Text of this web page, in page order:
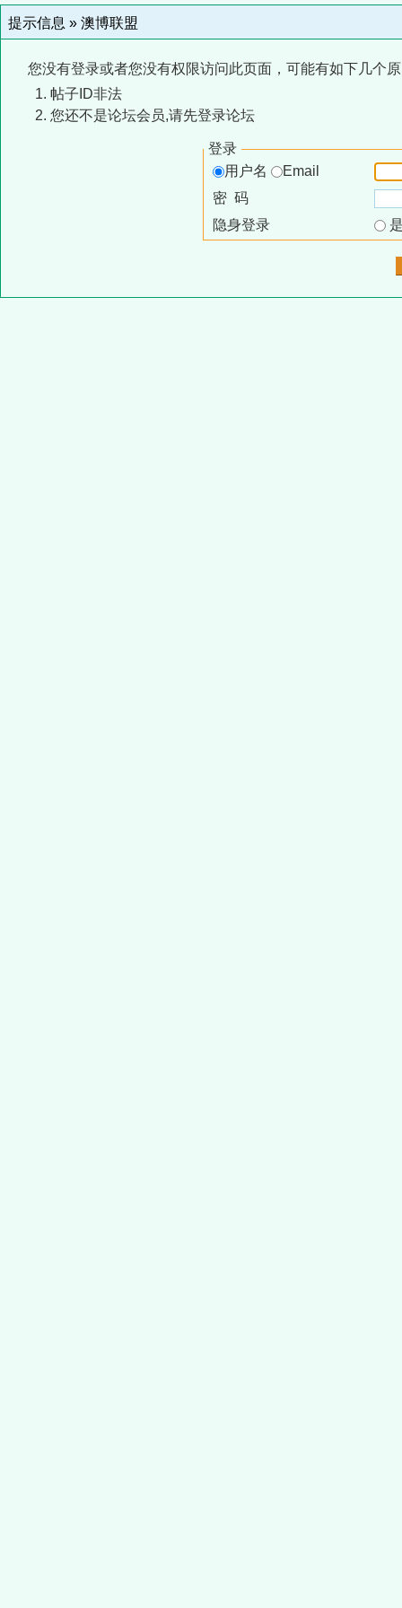
提示信息 » 澳博联盟
您没有登录或者您没有权限访问此页面，可能有如下几个
帖子ID非法
您还不是论坛会员,请先登录论坛
登录
用户名
Email
密 码
隐身登录